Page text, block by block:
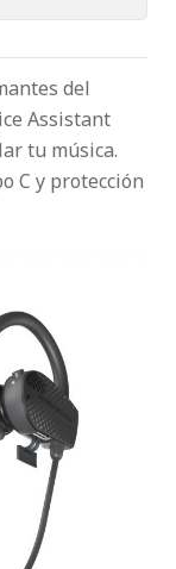
del
Assistant
tu música.
C y protección